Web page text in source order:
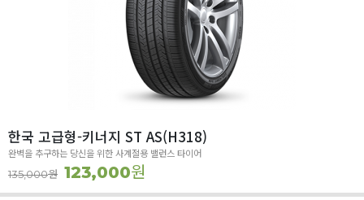
한국 고급형-키너지 ST AS(H318)
완벽을 추구하는 당신을 위한 사계절용 밸런스 타이어
135,000원 123,000원